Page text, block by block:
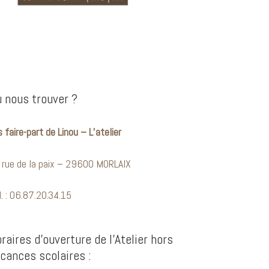
nous trouver ?
faire-part de Linou – L’atelier
de la paix – 29600 MORLAIX
: 06.87.20.34.15
d’ouverture de l’Atelier hors
scolaires :